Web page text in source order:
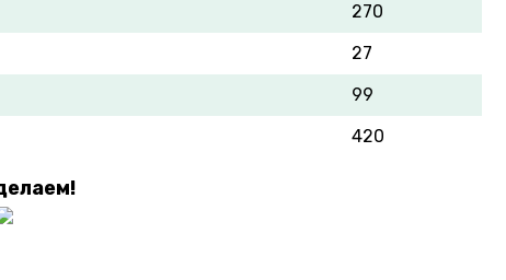
270
27
99
420